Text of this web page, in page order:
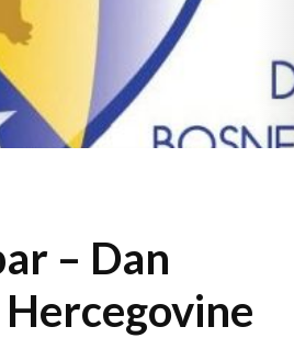
– Dan